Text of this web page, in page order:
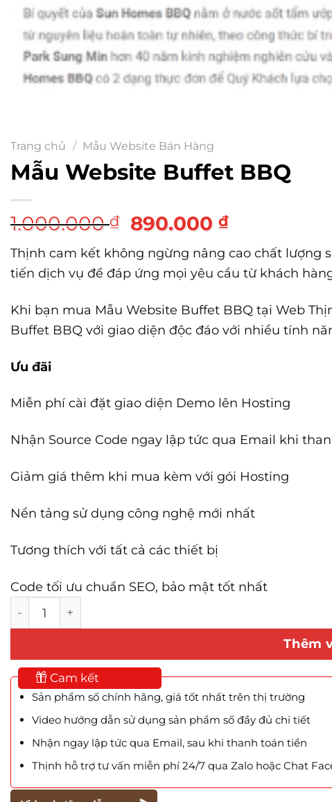
Trang chủ / Mẫu Website Bán Hàng
Mẫu Website Buffet BBQ
1.000.000₫ Giá
là:
1.000.000 ₫.
890.000₫Giá
tại
là:
Thịnh cam kết không ngừng nâng cao chất lượng
tiến dịch vụ để đáp ứng mọi yêu cầu từ khách
Khi bạn mua Mẫu Website Buffet BBQ tại Web
Buffet BBQ với giao diện độc đáo với nhiều tính
Ưu đãi
Miễn phí cài đặt giao diện Demo lên Hosting
Nhận Source Code ngay lập tức qua Email khi
Giảm giá thêm khi mua kèm với gói Hosting
Nền tảng sử dụng công nghệ mới nhất
Tương thích với tất cả các thiết bị
Code tối ưu chuẩn SEO, bảo mật tốt nhất
Thêm
Cam kết
Sản phẩm số chính hãng, giá tốt nhất trên thị trường
Video hướng dẫn sử dụng sản phẩm số đầy đủ chi tiết
Nhận ngay lập tức qua Email, sau khi thanh toán tiền
Thịnh hỗ trợ tư vấn miễn phí 24/7 qua Zalo hoặc Chat